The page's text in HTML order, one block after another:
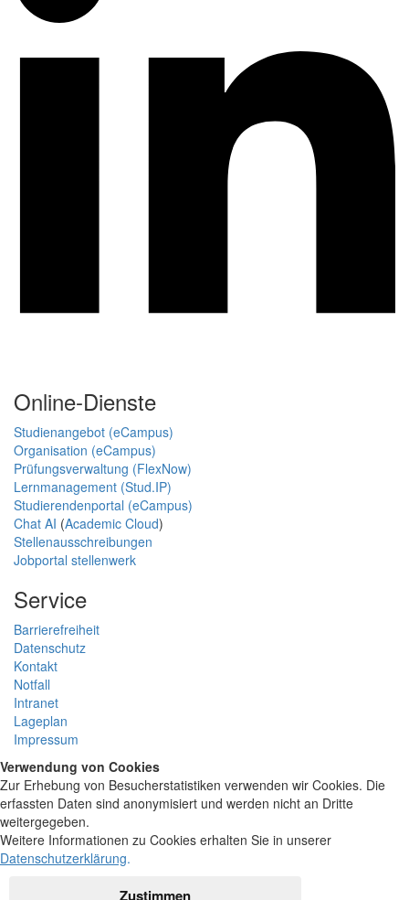
Online-Dienste
Studienangebot (eCampus)
Organisation (eCampus)
Prüfungsverwaltung (FlexNow)
Lernmanagement (Stud.IP)
Studierendenportal (eCampus)
Chat AI (Academic Cloud)
Stellenausschreibungen
Jobportal stellenwerk
Service
Barrierefreiheit
Datenschutz
Kontakt
Notfall
Intranet
Lageplan
Impressum
Verwendung von Cookies
Zur Erhebung von Besucherstatistiken verwenden wir Cookies. Die
erfassten Daten sind anonymisiert und werden nicht an Dritte
weitergegeben.
Weitere Informationen zu Cookies erhalten Sie in unserer
Datenschutzerklärung.
Zustimmen